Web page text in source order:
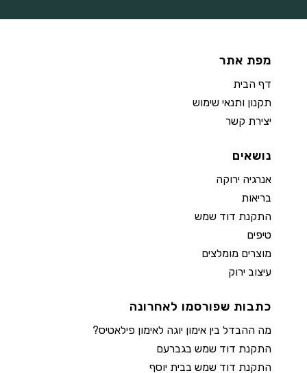
מפת אתר
דף הבית
תקנון ותנאי שימוש
יצירת קשר
נושאים
אנרגיה ירוקה
בריאות
התקנת דוד שמש
טיפים
מוצרים מומלצים
עיצוב ירוק
כתבות שפורסמו לאחרונה
מה ההבדל בין אימון יוגה לאימון פילאטיס?
התקנת דוד שמש בגברעם
התקנת דוד שמש בבית יוסף